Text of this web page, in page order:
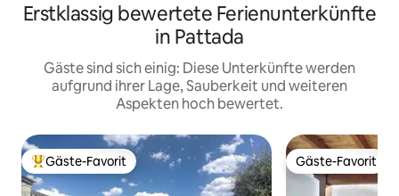
Erstklassig bewertete Ferienunterkünfte
in Pattada
Gäste sind sich einig: Diese Unterkünfte werden
aufgrund ihrer Lage, Sauberkeit und weiteren
Aspekten hoch bewertet.
Beliebter Gäste-Favorit.
Gäste-Favorit Gäste-Favorit
Gäste-Favorit